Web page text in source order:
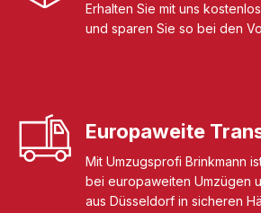
Erhalten Sie mit uns
und sparen Sie so bei den
Europaweite
Mit Umzugsprofi Brinkmann
bei europaweiten Umzügen
aus Düsseldorf in sicheren